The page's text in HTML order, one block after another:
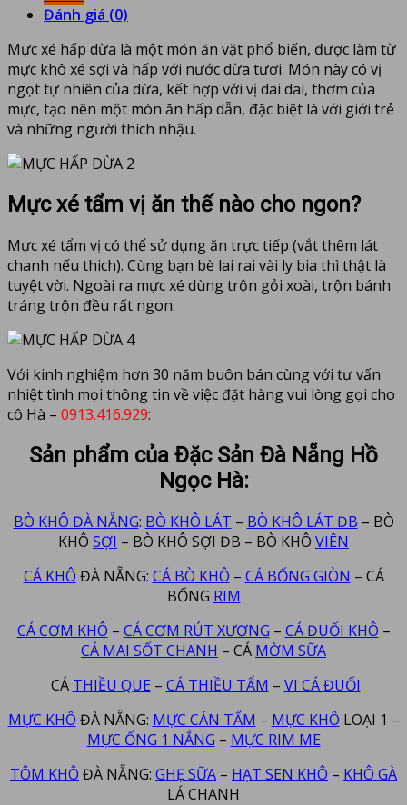
Đánh giá (0)
Mực xé hấp dừa là một món ăn vặt phổ biến, được làm từ
mực khô xé sợi và hấp với nước dừa tươi. Món này có vị
ngọt tự nhiên của dừa, kết hợp với vị dai dai, thơm của
mực, tạo nên một món ăn hấp dẫn, đặc biệt là với giới trẻ
và những người thích nhậu.
Mực xé tẩm vị ăn thế nào cho ngon?
Mực xé tẩm vị có thể sử dụng ăn trực tiếp (vắt thêm lát
chanh nếu thich). Cùng bạn bè lai rai vài ly bia thì thật là
tuyệt vời. Ngoài ra mực xé dùng trộn gỏi xoài, trộn bánh
tráng trộn đều rất ngon.
Với kinh nghiệm hơn 30 năm buôn bán cùng với tư vấn
nhiệt tình mọi thông tin về việc đặt hàng vui lòng gọi cho
cô Hà – 0913.416.929:
Sản phẩm của Đặc Sản Đà Nẵng Hồ
Ngọc Hà:
BÒ KHÔ ĐÀ NẴNG: BÒ KHÔ LÁT – BÒ KHÔ LÁT ĐB – BÒ
KHÔ SỢI – BÒ KHÔ SỢI ĐB – BÒ KHÔ VIÊN
CÁ KHÔ ĐÀ NẴNG: CÁ BÒ KHÔ – CÁ BỐNG GIÒN – CÁ
BỐNG RIM
CÁ CƠM KHÔ – CÁ CƠM RÚT XƯƠNG – CÁ ĐUỐI KHÔ –
CÁ MAI SỐT CHANH – CÁ MỜM SỮA
CÁ THIỀU QUE – CÁ THIỀU TẨM – VI CÁ ĐUỐI
MỰC KHÔ ĐÀ NẴNG: MỰC CÁN TẨM – MỰC KHÔ LOẠI 1 –
MỰC ỐNG 1 NẮNG – MỰC RIM ME
TÔM KHÔ ĐÀ NẴNG: GHẸ SỮA – HẠT SEN KHÔ – KHÔ GÀ
LÁ CHANH